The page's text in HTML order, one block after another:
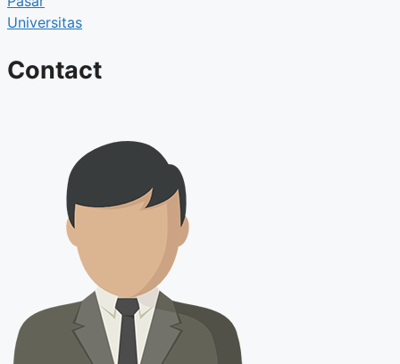
Universitas
Contact